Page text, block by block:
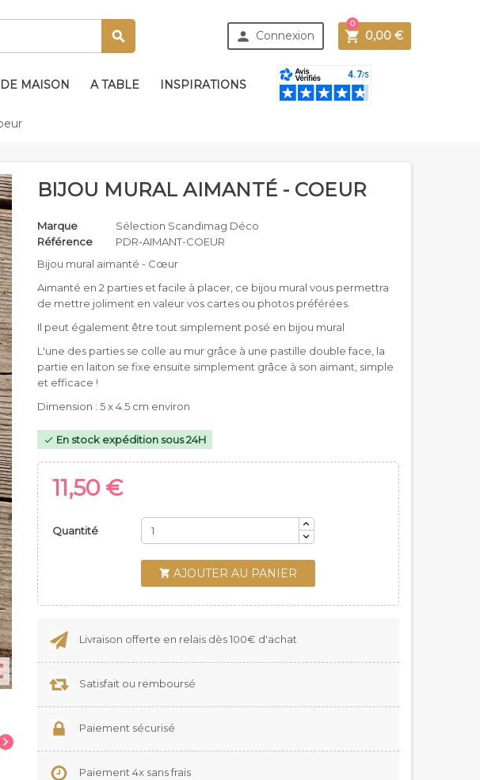
  Connexion  0,00 €
0
MAISON A TABLE INSPIRATIONS
BIJOU MURAL AIMANTÉ - COEUR
Marque
Sélection Scandimag Déco
Référence
PDR-AIMANT-COEUR
Bijou mural aimanté - Cœur
Aimanté en 2 parties et facile à placer, ce bijou mural vous permettra
de mettre joliment en valeur vos cartes ou photos préférées.
Il peut également être tout simplement posé en bijou mural
L'une des parties se colle au mur grâce à une pastille double face, la
partie en laiton se fixe ensuite simplement grâce à son aimant, simple
et efficace !
Dimension : 5 x 4.5 cm environ
 En stock expédition sous 24H
11,50 €
Quantité
 AJOUTER AU PANIER
Livraison offerte en relais dès 100€ d'achat
Satisfait ou remboursé
Paiement sécurisé
Paiement 4x sans frais